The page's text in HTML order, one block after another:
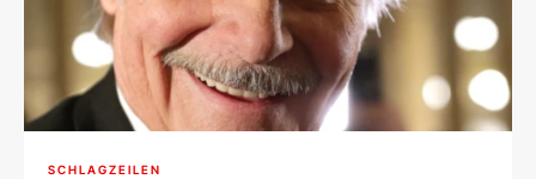
SCHLAGZEILEN